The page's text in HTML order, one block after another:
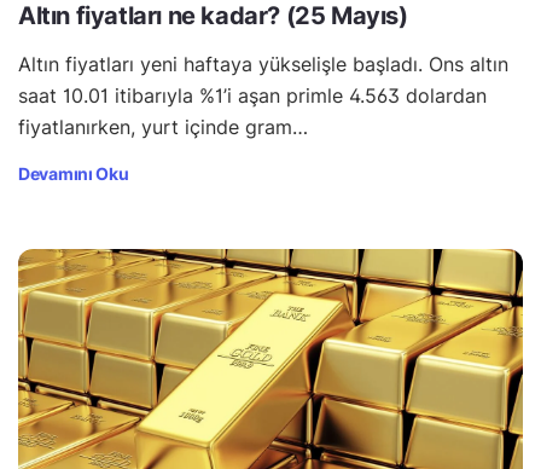
Altın fiyatları ne kadar? (25 Mayıs)
Altın fiyatları yeni haftaya yükselişle başladı. Ons altın
saat 10.01 itibarıyla %1’i aşan primle 4.563 dolardan
fiyatlanırken, yurt içinde gram…
Devamını Oku